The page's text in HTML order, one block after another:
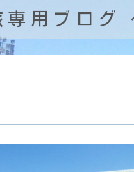
用ブログ